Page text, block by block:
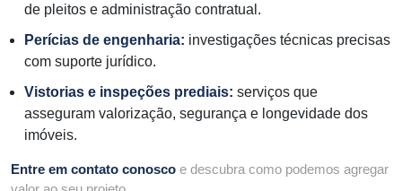
de pleitos e administração contratual.
Perícias de engenharia: investigações técnicas precisas
com suporte jurídico.
Vistorias e inspeções prediais: serviços que
asseguram valorização, segurança e longevidade dos
imóveis.
Entre em contato conosco e descubra como podemos agregar